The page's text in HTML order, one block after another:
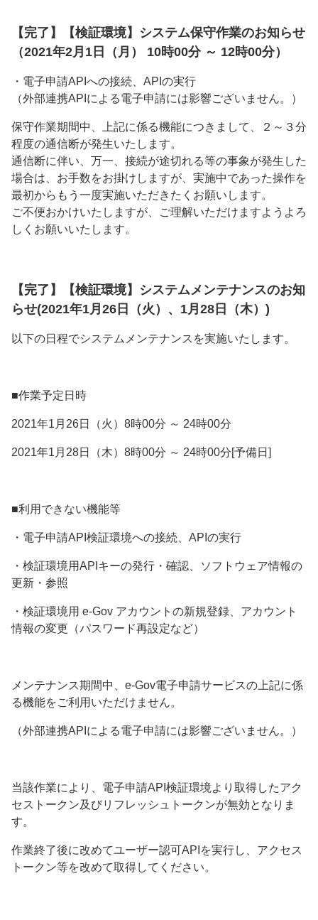
【完了】【検証環境】システム保守作業のお知らせ
（2021年2月1日（月） 10時00分 ～ 12時00分）
・電子申請APIへの接続、APIの実行
（外部連携APIによる電子申請には影響ございません。）
保守作業期間中、上記に係る機能につきまして、２～３分
程度の通信断が発生いたします。
通信断に伴い、万一、接続が途切れる等の事象が発生した
場合は、お手数をお掛けしますが、実施中であった操作を
最初からもう一度実施いただきたくお願いします。
ご不便おかけいたしますが、ご理解いただけますようよろ
しくお願いいたします。
【完了】【検証環境】システムメンテナンスのお知
らせ(2021年1月26日（火）、1月28日（木）)
以下の日程でシステムメンテナンスを実施いたします。
■作業予定日時
2021年1月26日（火）8時00分 ～ 24時00分
2021年1月28日（木）8時00分 ～ 24時00分[予備日]
■利用できない機能等
・電子申請API検証環境への接続、APIの実行
・検証環境用APIキーの発行・確認、ソフトウェア情報の
更新・参照
・検証環境用 e-Gov アカウントの新規登録、アカウント
情報の変更（パスワード再設定など）
メンテナンス期間中、e-Gov電子申請サービスの上記に係
る機能をご利用いただけません。
（外部連携APIによる電子申請には影響ございません。）
当該作業により、電子申請API検証環境より取得したアク
セストークン及びリフレッシュトークンが無効となりま
す。
作業終了後に改めてユーザー認可APIを実行し、アクセス
トークン等を改めて取得してください。